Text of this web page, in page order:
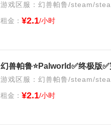
游戏区服：幻兽帕鲁/steam/
租金： ¥2.1/小时
幻兽帕鲁⭐️Palworld✅终极版
游戏区服：幻兽帕鲁/steam/
租金： ¥2.1/小时